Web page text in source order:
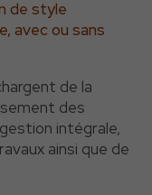
de style
avec ou sans
de la
des
intégrale,
ainsi que de